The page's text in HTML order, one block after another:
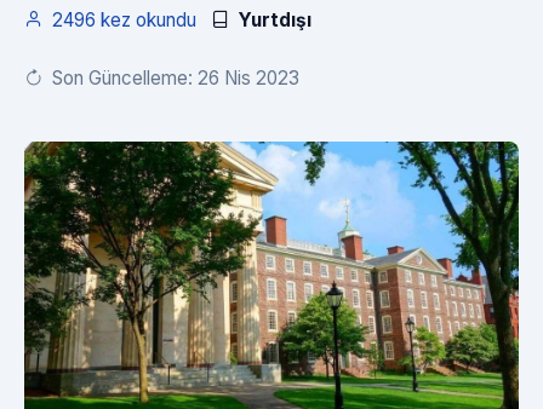
2496 kez okundu Yurtdışı
Son Güncelleme: 26 Nis 2023